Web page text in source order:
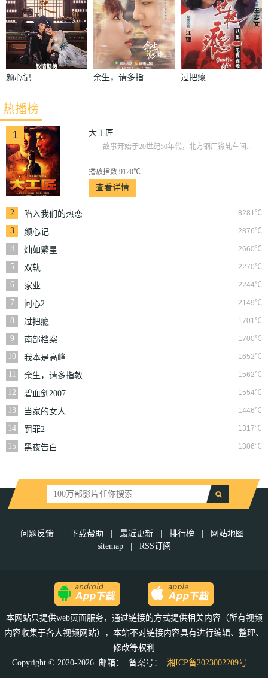
颜心记
余生，请多指
过把瘾
热播榜
1 大工匠
故事开始于20世纪50年代，北方钢厂锻轧车间...
播放指数:9120℃
查看详情
2 8281℃
陷入我们的热恋
3
2876℃
颜心记
4
2660℃
灿如繁星
5
2270℃
双轨
6
2244℃
家业
7
2149℃
问心2
8
1701℃
过把瘾
9
1700℃
南部档案
10
1652℃
我本是高峰
11
1562℃
余生，请多指教
12
1554℃
碧血剑2007
13
1446℃
当家的女人
14
1317℃
罚罪2
15
1306℃
黑夜告白
问题反馈 下载帮助 最近更新 排行榜 网站地图
sitemap
RSS订阅
本网站只提供web页面服务，通过链接的方式提供相关内容（所有视频
内容收集于各大视频网站），本站不对链接内容具有进行编辑、整理、
修改等权利
Copyright © 2020-2026 邮箱：
备案号： 湘ICP备2023002209号